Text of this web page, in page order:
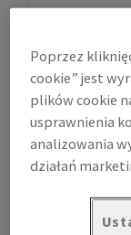
Poprzez
cookie” jest
plików cookie
usprawnienia
analizowania
działań